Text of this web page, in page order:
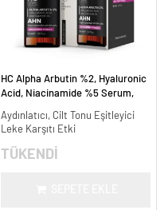
HC Alpha Arbutin %2, Hyaluronic
Acid, Niacinamide %5 Serum,
ml.
Aydınlatıcı, Cilt Tonu Eşitleyici
Leke Karşıtı Etki
TÜKENDİ